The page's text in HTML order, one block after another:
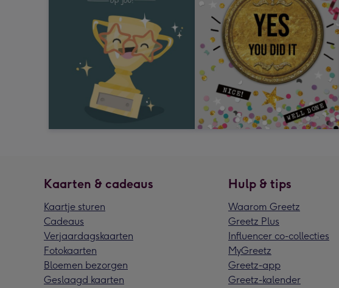
Kaarten & cadeaus
Kaartje sturen
Cadeaus
Verjaardagskaarten
Fotokaarten
Bloemen bezorgen
Geslaagd kaarten
Hulp & tips
Waarom Greetz
Greetz Plus
Influencer co-collecties
MyGreetz
Greetz-app
Greetz-kalender